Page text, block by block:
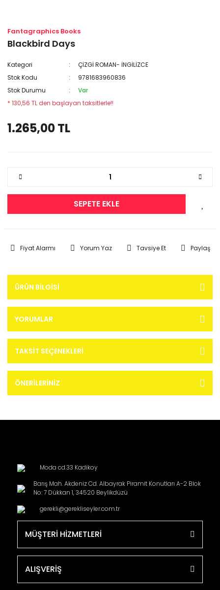
Fantagraphics Books
Blackbird Days
Kategori
ÇİZGİ ROMAN- İNGİLİZCE
Stok Kodu
9781683960836
Stok Durumu
Var
* 130,56 TL den başlayan taksitlerle!!
1.265,00 TL
SEPETE EKLE
Fiyat Alarmı Yorum Yaz Tavsiye Et Paylaş
ÜRÜN BILGISI
YORUMLAR
TAKSIT SEÇENEKLERI
ÖNERILERINIZ
Moda cd.33 Kadikoy
Barış Mah. Akdeniz Cd. Albayrak Piramit Konutları A-2 Blok
No: 7 Dükkan 1, 34520 Beylikdüzü
gerekli@gerekliseyler.com.tr
MÜŞTERİ HİZMETLERİ
ALIŞVERİŞ